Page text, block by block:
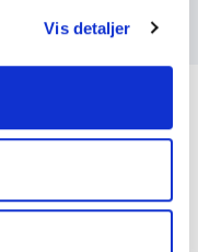
Vis detaljer